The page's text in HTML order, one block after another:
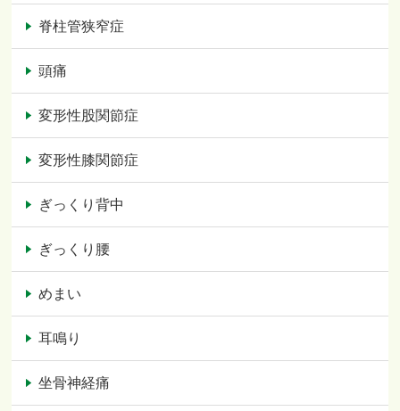
脊柱管狭窄症
頭痛
変形性股関節症
変形性膝関節症
ぎっくり背中
ぎっくり腰
めまい
耳鳴り
坐骨神経痛